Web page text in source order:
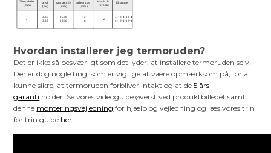
Hvordan installerer jeg termoruden?
Det er ikke så besværligt som det lyder, at installere termoruden selv.
Der er dog nogle ting, som er vigtige at være opmærksom på, for at
kunne sikre, at termoruden forbliver intakt og at de5 års
garanti holder. Se vores videoguide øverst ved produktbilledet samt
denne monteringsvejledning for hjælp og vejledning og læs vores trin
for trin guide her